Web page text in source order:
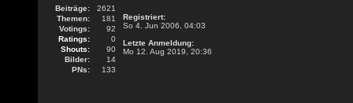
Beiträge:
2621
Themen:
181
Votings:
92
Ratings:
0
Shouts:
90
Bilder:
14
PNs:
133
Registriert:
So 4. Jun 2006, 04:03
Letzte Anmeldung:
Mo 12. Aug 2019, 20:36